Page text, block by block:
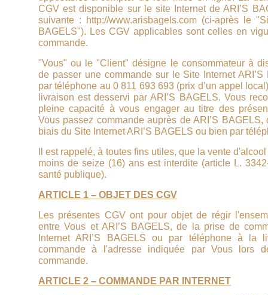
CGV est disponible sur le site Internet de ARI’S
suivante : http://www.arisbagels.com (ci-après le
BAGELS"). Les CGV applicables sont celles en
commande.
"Vous" ou le "Client" désigne le consommateur à
de passer une commande sur le Site Internet
par téléphone au 0 811 693 693 (prix d’un appel
livraison est desservi par ARI’S BAGELS. Vous
pleine capacité à vous engager au titre des
Vous passez commande auprès de ARI’S
biais du Site Internet ARI’S BAGELS ou bien par
Il est rappelé, à toutes fins utiles, que la vente
moins de seize (16) ans est interdite (article L.
santé publique).
ARTICLE 1 – OBJET DES CGV
Les présentes CGV ont pour objet de régir
entre Vous et ARI’S BAGELS, de la prise de
Internet ARI’S BAGELS ou par téléphone à la
commande à l'adresse indiquée par Vous lors
commande.
ARTICLE 2 – COMMANDE PAR INTERNET